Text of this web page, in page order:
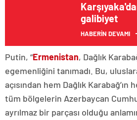
galibiyet
HABERİN DEVAMI
Putin, “Ermenistan, Dağlık
egemenliğini tanımadı. Bu,
açısından hem Dağlık
tüm bölgelerin Azerbaycan
ayrılmaz bir parçası olduğu